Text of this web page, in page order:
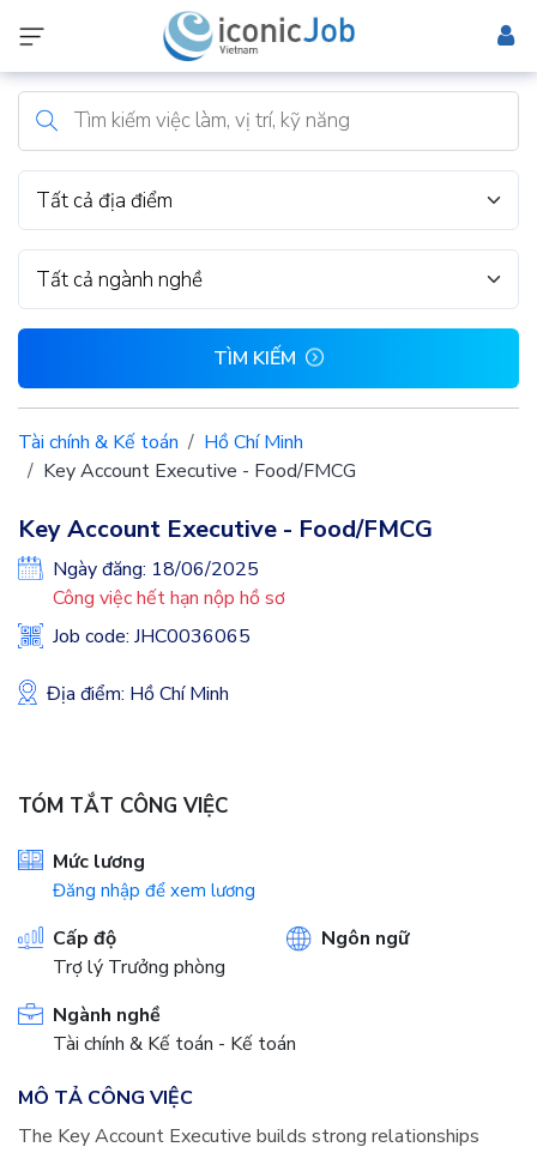
Tất cả địa điểm
Tất cả ngành nghề
TÌM KIẾM
Tài chính & Kế toán
Hồ Chí Minh
Key Account Executive - Food/FMCG
Key Account Executive - Food/FMCG
Ngày đăng: 18/06/2025
Công việc hết hạn nộp hồ sơ
Job code: JHC0036065
Địa điểm: Hồ Chí Minh
TÓM TẮT CÔNG VIỆC
Mức lương
Đăng nhập để xem lương
Cấp độ
Trợ lý Trưởng phòng
Ngôn ngữ
Ngành nghề
Tài chính & Kế toán - Kế toán
MÔ TẢ CÔNG VIỆC
The Key Account Executive builds strong relationships